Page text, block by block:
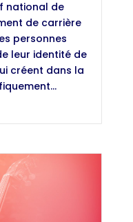
national de
de carrière
personnes
leur identité de
créent dans la